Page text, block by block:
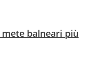
mete balneari più